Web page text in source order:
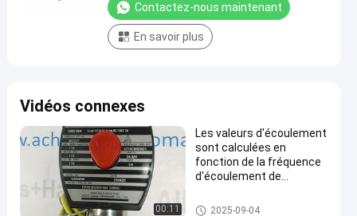
Contactez-nous maintenant
En savoir plus
Vidéos connexes
00:11
Les valeurs d'écoulement
sont calculées en
fonction de la fréquence
d'écoulement de
vanne électromagnétique d'as
2025-09-04